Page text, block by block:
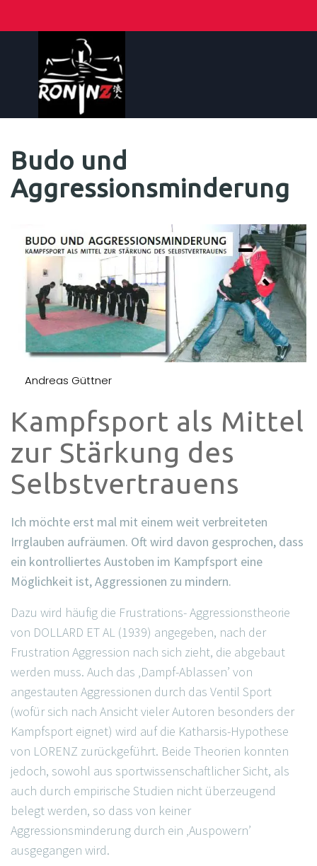
Budo und
Aggressionsminderung
Andreas Güttner
Kampfsport als Mittel
zur Stärkung des
Selbstvertrauens
Ich möchte erst mal mit einem weit verbreiteten
Irrglauben aufräumen. Oft wird davon gesprochen, dass
ein kontrolliertes Austoben im Kampfsport eine
Möglichkeit ist, Aggressionen zu mindern.
Dazu wird häufig die Frustrations- Aggressionstheorie
von DOLLARD ET AL (1939) angegeben, nach der
Frustration Aggression nach sich zieht, die abgebaut
werden muss. Auch das ‚Dampf-Ablassen’ von
angestauten Aggressionen durch das Ventil Sport
(wofür sich nach Ansicht vieler Autoren besonders der
Kampfsport eignet) wird auf die Katharsis-Hypothese
von LORENZ zurückgeführt. Beide Theorien konnten
jedoch, sowohl aus sportwissenschaftlicher Sicht, als
auch durch empirische Studien nicht überzeugend
belegt werden, so dass von keiner
Aggressionsminderung durch ein ‚Auspowern’
ausgegangen wird.